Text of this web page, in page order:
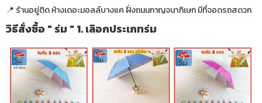
📍 ร้านอยู่ติด ห้างเดอะมอลล์บางแค ฝั่งถนนกาญจนาภิเษก มีที่จอดรถสดวก
วิธีสั่งซื้อ " ร่ม " 1. เลิอกประเภทร่ม